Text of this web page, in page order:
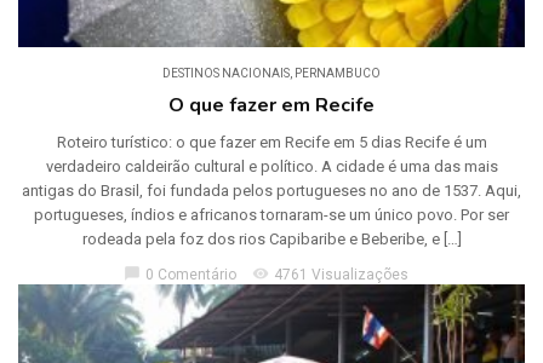
DESTINOS NACIONAIS, PERNAMBUCO
O que fazer em Recife
Roteiro turístico: o que fazer em Recife em 5 dias Recife é um
verdadeiro caldeirão cultural e político. A cidade é uma das mais
antigas do Brasil, foi fundada pelos portugueses no ano de 1537. Aqui,
portugueses, índios e africanos tornaram-se um único povo. Por ser
rodeada pela foz dos rios Capibaribe e Beberibe, e […]
chat_bubble 0 Comentário visibility 4761 Visualizações